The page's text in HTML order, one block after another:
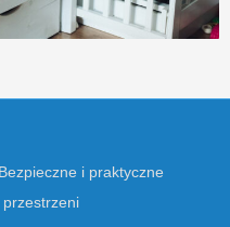
i praktyczne